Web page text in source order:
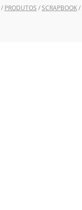
/ PRODUTOS /SCRAPBOOK/